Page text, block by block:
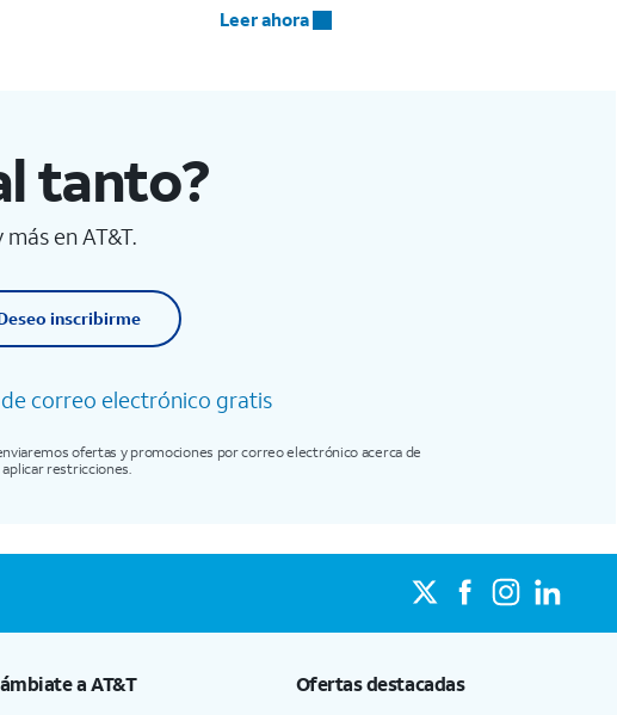
Leer ahora
tanto?
en AT&T.
inscribirme
correo electrónico gratis
ofertas y promociones por correo electrónico acerca de
aplicar restricciones.
aAT&T Ofertas destacadas